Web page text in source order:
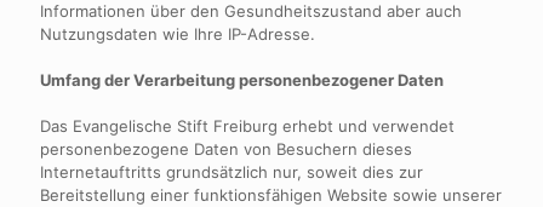
Informationen über den Gesundheitszustand aber auch
Nutzungsdaten wie Ihre IP-Adresse.
Umfang der Verarbeitung personenbezogener Daten
Das Evangelische Stift Freiburg erhebt und verwendet
personenbezogene Daten von Besuchern dieses
Internetauftritts grundsätzlich nur, soweit dies zur
Bereitstellung einer funktionsfähigen Website sowie unserer